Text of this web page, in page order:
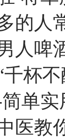
的人
人啤
千杯
单实
医教